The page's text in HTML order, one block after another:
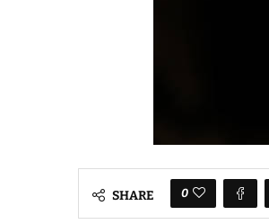
SHARE 0